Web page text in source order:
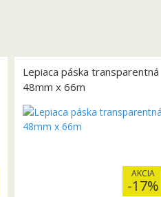
Lepiaca páska transparentná
48mm x 66m
AKCIA
-17%